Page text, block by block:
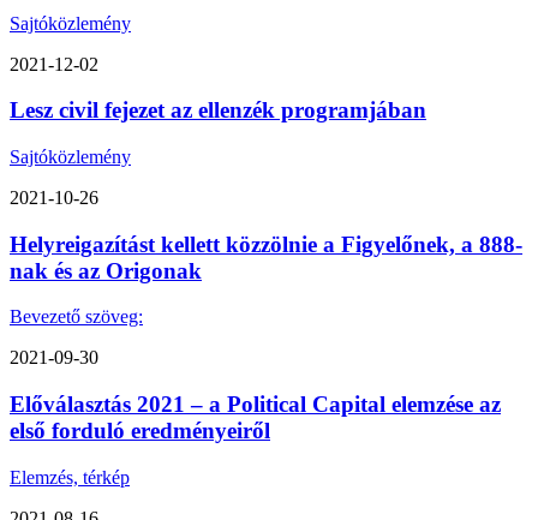
Sajtóközlemény
2021-12-02
Lesz civil fejezet az ellenzék programjában
Sajtóközlemény
2021-10-26
Helyreigazítást kellett közzölnie a Figyelőnek, a 888-
nak és az Origonak
Bevezető szöveg:
2021-09-30
Előválasztás 2021 – a Political Capital elemzése az
első forduló eredményeiről
Elemzés, térkép